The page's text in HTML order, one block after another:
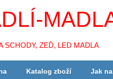
SCHODY, ZEĎ, LED MADLA
Katalog zboží Jak